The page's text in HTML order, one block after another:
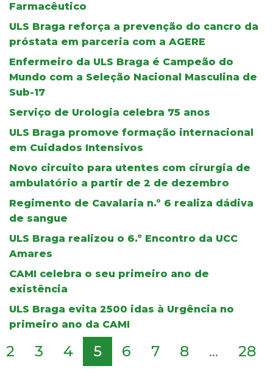
Farmacêutico
ULS Braga reforça a prevenção do cancro da
próstata em parceria com a AGERE
Enfermeiro da ULS Braga é Campeão do
Mundo com a Seleção Nacional Masculina de
Sub-17
Serviço de Urologia celebra 75 anos
ULS Braga promove formação internacional
em Cuidados Intensivos
Novo circuito para utentes com cirurgia de
ambulatório a partir de 2 de dezembro
Regimento de Cavalaria n.º 6 realiza dádiva
de sangue
ULS Braga realizou o 6.º Encontro da UCC
Amares
CAMI celebra o seu primeiro ano de
existência
ULS Braga evita 2500 idas à Urgência no
primeiro ano da CAMI
2 3 4 5 6 7 8 ... 28